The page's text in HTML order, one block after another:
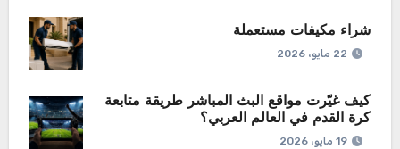
شراء مكيفات مستعملة
22 مايو، 2026
كيف غيّرت مواقع البث المباشر طريقة متابعة
كرة القدم في العالم العربي؟
19 مايو، 2026